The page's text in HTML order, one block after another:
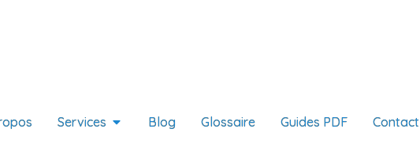
Services Blog Glossaire Guides PDF Contact